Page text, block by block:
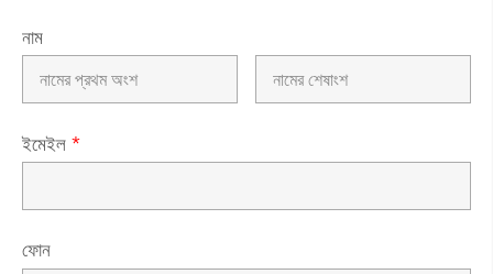
নাম
ইমেইল *
ফোন